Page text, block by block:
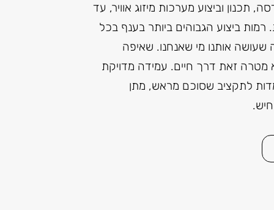
תכנון וביצוע מערכות מיזוג אוויר, עד
ביצוע הגבוהים ביותר בענף בכל
שעושה אותנו מי שאנחנו. שאיפה
מטרה זאת דרך חיים. עמידה מדויקת
לתקציב שסוכם מראש, מתן